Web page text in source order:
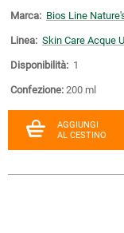
Marca: Bios Line
Linea: Skin Care Acque
Disponibilità: 1
Confezione: 200 ml
AGGIUNGI
AL CESTINO